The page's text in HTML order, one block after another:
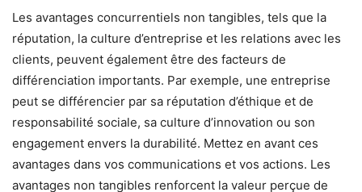
Les avantages concurrentiels non tangibles, tels que la
réputation, la culture d’entreprise et les relations avec les
clients, peuvent également être des facteurs de
différenciation importants. Par exemple, une entreprise
peut se différencier par sa réputation d’éthique et de
responsabilité sociale, sa culture d’innovation ou son
engagement envers la durabilité. Mettez en avant ces
avantages dans vos communications et vos actions. Les
avantages non tangibles renforcent la valeur perçue de